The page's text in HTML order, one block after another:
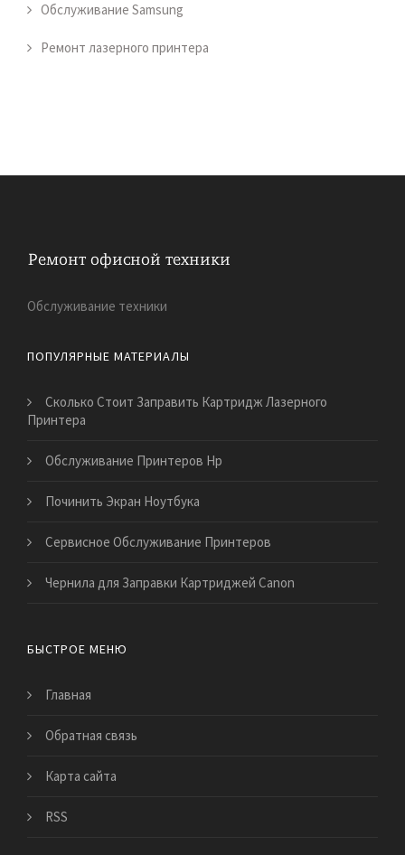
Обслуживание Samsung
Ремонт лазерного принтера
Обслуживание техники
ПОПУЛЯРНЫЕ МАТЕРИАЛЫ
Сколько Стоит Заправить Картридж Лазерного
Принтера
Обслуживание Принтеров Hp
Починить Экран Ноутбука
Сервисное Обслуживание Принтеров
Чернила для Заправки Картриджей Canon
БЫСТРОЕ МЕНЮ
Главная
Обратная связь
Карта сайта
RSS